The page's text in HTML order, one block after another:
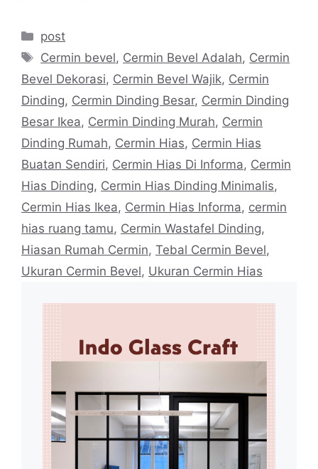
Categories
post
Tags
Cermin bevel, Cermin Bevel Adalah, Cermin
Bevel Dekorasi, Cermin Bevel Wajik, Cermin
Dinding, Cermin Dinding Besar, Cermin Dinding
Besar Ikea, Cermin Dinding Murah, Cermin
Dinding Rumah, Cermin Hias, Cermin Hias
Buatan Sendiri, Cermin Hias Di Informa, Cermin
Hias Dinding, Cermin Hias Dinding Minimalis,
Cermin Hias Ikea, Cermin Hias Informa, cermin
hias ruang tamu, Cermin Wastafel Dinding,
Hiasan Rumah Cermin, Tebal Cermin Bevel,
Ukuran Cermin Bevel, Ukuran Cermin Hias